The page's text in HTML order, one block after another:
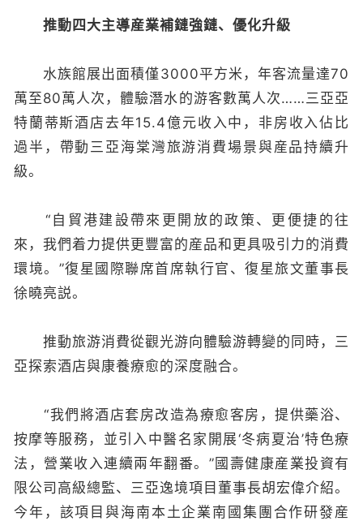
推動四大主導産業補鏈強鏈、優化升級
水族館展出面積僅3000平方米，年客流量達70
萬至80萬人次，體驗潛水的游客數萬人次……三亞亞
特蘭蒂斯酒店去年15.4億元收入中，非房收入佔比
過半，帶動三亞海棠灣旅游消費場景與産品持續升
級。
“自貿港建設帶來更開放的政策、更便捷的往
來，我們着力提供更豐富的産品和更具吸引力的消費
環境。”復星國際聯席首席執行官、復星旅文董事長
徐曉亮説。
推動旅游消費從觀光游向體驗游轉變的同時，三
亞探索酒店與康養療愈的深度融合。
“我們將酒店套房改造為療愈客房，提供藥浴、
按摩等服務，並引入中醫名家開展‘冬病夏治’特色療
法，營業收入連續兩年翻番。”國壽健康産業投資有
限公司高級總監、三亞逸境項目董事長胡宏偉介紹。
今年，該項目與海南本土企業南國集團合作研發産